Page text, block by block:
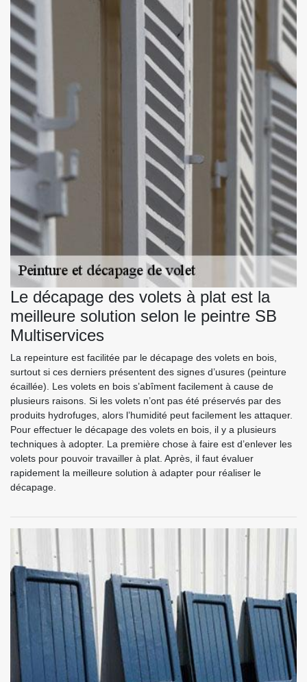
Le décapage des volets à plat est la
meilleure solution selon le peintre SB
Multiservices
La repeinture est facilitée par le décapage des volets en bois,
surtout si ces derniers présentent des signes d’usures (peinture
écaillée). Les volets en bois s’abîment facilement à cause de
plusieurs raisons. Si les volets n’ont pas été préservés par des
produits hydrofuges, alors l’humidité peut facilement les attaquer.
Pour effectuer le décapage des volets en bois, il y a plusieurs
techniques à adopter. La première chose à faire est d’enlever les
volets pour pouvoir travailler à plat. Après, il faut évaluer
rapidement la meilleure solution à adapter pour réaliser le
décapage.